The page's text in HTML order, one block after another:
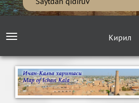
Кирил
Toggle